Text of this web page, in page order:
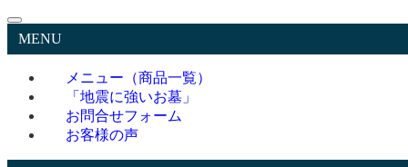
MENU
メニュー（商品一覧）
「地震に強いお墓」
お問合せフォーム
お客様の声